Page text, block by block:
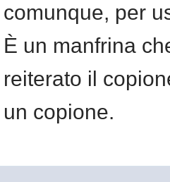
comunque, per
È un manfrina
reiterato il
un copione.